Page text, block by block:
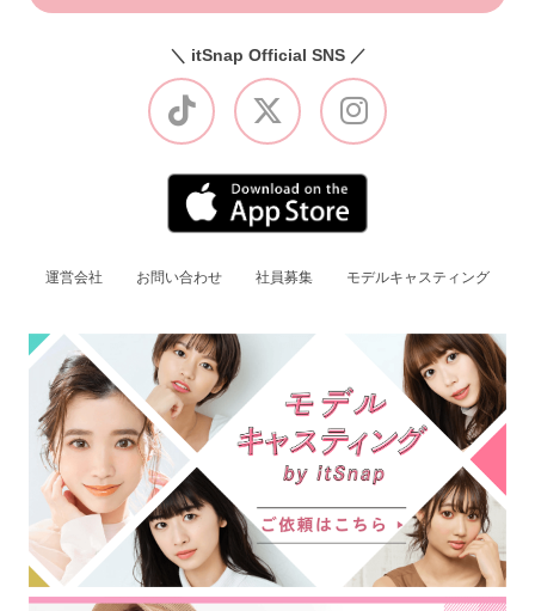
＼ itSnap Official SNS ／
運営会社 お問い合わせ 社員募集 モデルキャスティング